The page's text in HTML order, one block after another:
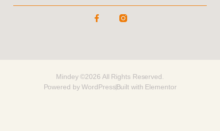
Mindey ©2026 All Rights Reserved.
Powered by WordPressBuilt with Elementor